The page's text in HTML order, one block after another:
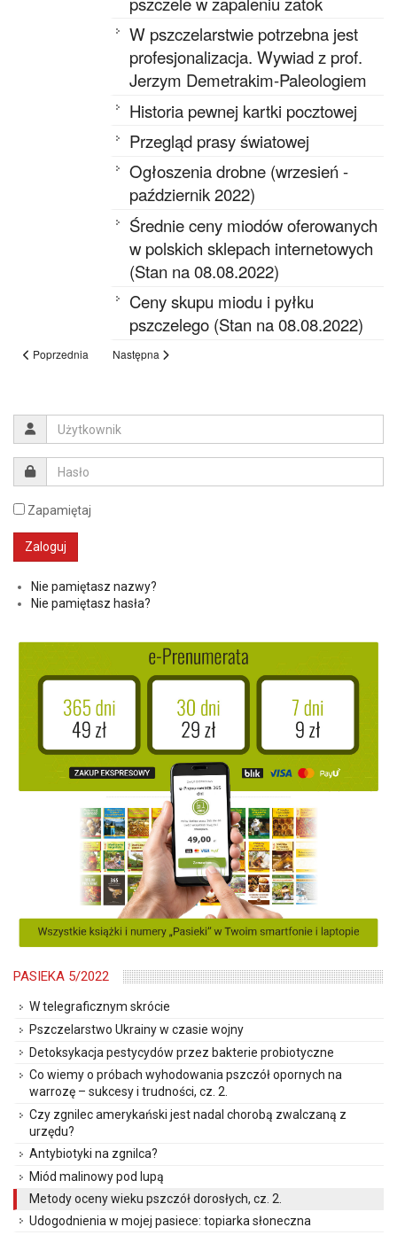
W pszczelarstwie potrzebna jest
profesjonalizacja. Wywiad z prof.
Jerzym Demetrakim-Paleologiem
Historia pewnej kartki pocztowej
Przegląd prasy światowej
Ogłoszenia drobne (wrzesień -
październik 2022)
Średnie ceny miodów oferowanych
w polskich sklepach internetowych
(Stan na 08.08.2022)
Ceny skupu miodu i pyłku
pszczelego (Stan na 08.08.2022)
Poprzednia Następna
Zapamiętaj
Nie pamiętasz nazwy?
Nie pamiętasz hasła?
PASIEKA 5/2022
W telegraficznym skrócie
Pszczelarstwo Ukrainy w czasie wojny
Detoksykacja pestycydów przez bakterie probiotyczne
Co wiemy o próbach wyhodowania pszczół opornych na
warrozę – sukcesy i trudności, cz. 2.
Czy zgnilec amerykański jest nadal chorobą zwalczaną z
urzędu?
Antybiotyki na zgnilca?
Miód malinowy pod lupą
Metody oceny wieku pszczół dorosłych, cz. 2.
Udogodnienia w mojej pasiece: topiarka słoneczna